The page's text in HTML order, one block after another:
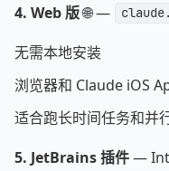
4. Web 版🌐 —
无需本地安装
浏览器和 Claude iOS
适合跑长时间任务和并
5. JetBrains 插件—